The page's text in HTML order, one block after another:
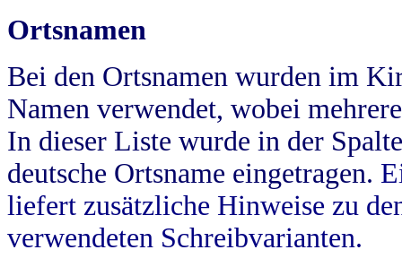
Ortsnamen
Bei den Ortsnamen wurden im
Namen verwendet, wobei
In dieser Liste wurde in der
deutsche Ortsname eingetragen.
liefert zusätzliche Hinweise zu
verwendeten Schreibvarianten.